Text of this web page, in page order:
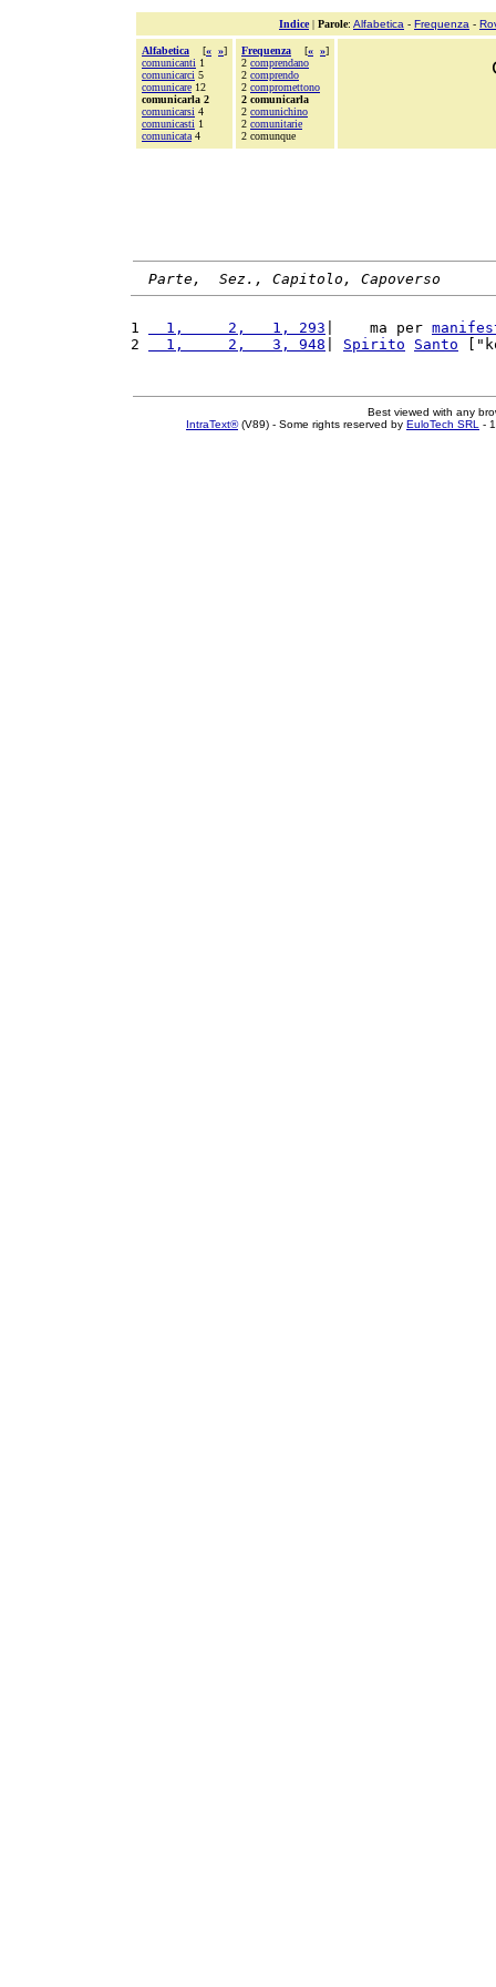
Indice| Parole: Alfabetica - Frequenza -
Alfabetica [« »]
comunicanti 1
comunicarci 5
comunicare 12
comunicarla 2
comunicarsi 4
comunicasti 1
comunicata 4
Frequenza [« »]
2 comprendano
2 comprendo
2 compromettono
2 comunicarla
2 comunichino
2 comunitarie
2 comunque
Parte,  Sez., Capitolo, Capoverso
1
  1,     2,   1, 293
|    ma per
2
  1,     2,   3, 948
Spirito Santo
Best viewed with any
IntraText®(V89) - Some rights reserved by EuloTech SRL -